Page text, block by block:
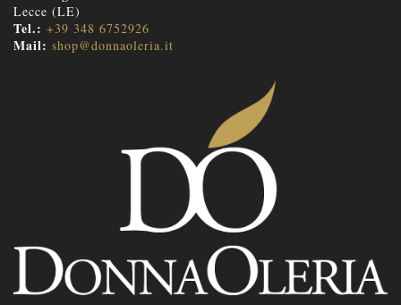
Lecce (LE)
Tel.: +39 348 6752926
Mail: shop@donnaoleria.it